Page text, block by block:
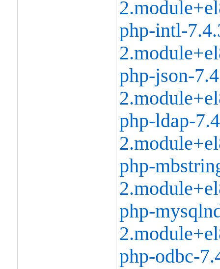
php-intl-
php-json-
php-ldap-
php-
php-
php-odbc-